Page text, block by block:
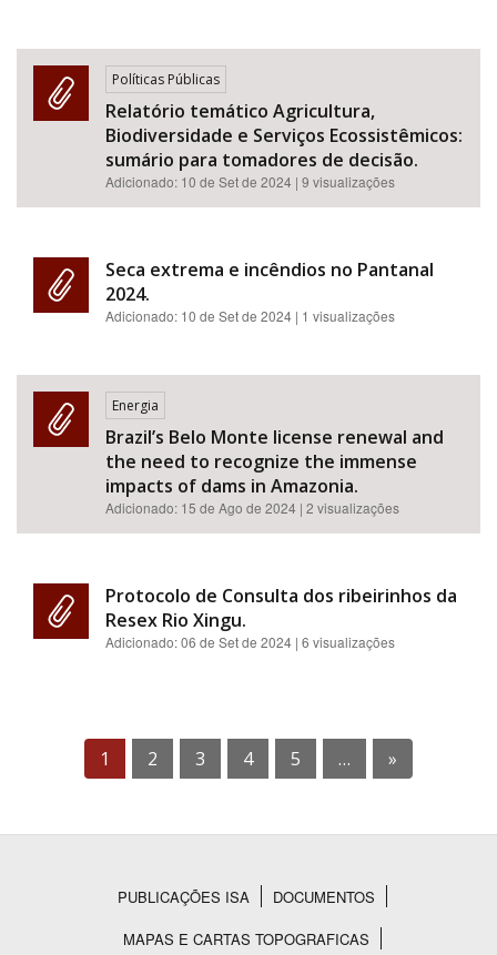
Políticas Públicas
Relatório temático Agricultura,
Biodiversidade e Serviços Ecossistêmicos:
sumário para tomadores de decisão.
Adicionado: 10 de Set de 2024 | 9 visualizações
Seca extrema e incêndios no Pantanal
2024.
Adicionado: 10 de Set de 2024 | 1 visualizações
Energia
Brazil’s Belo Monte license renewal and
the need to recognize the immense
impacts of dams in Amazonia.
Adicionado: 15 de Ago de 2024 | 2 visualizações
Protocolo de Consulta dos ribeirinhos da
Resex Rio Xingu.
Adicionado:06 de Set de 2024 | 6 visualizações
1 2 3 4 5 … »
Rodapé
PUBLICAÇÕES ISA
DOCUMENTOS
MAPAS E CARTAS TOPOGRAFICAS